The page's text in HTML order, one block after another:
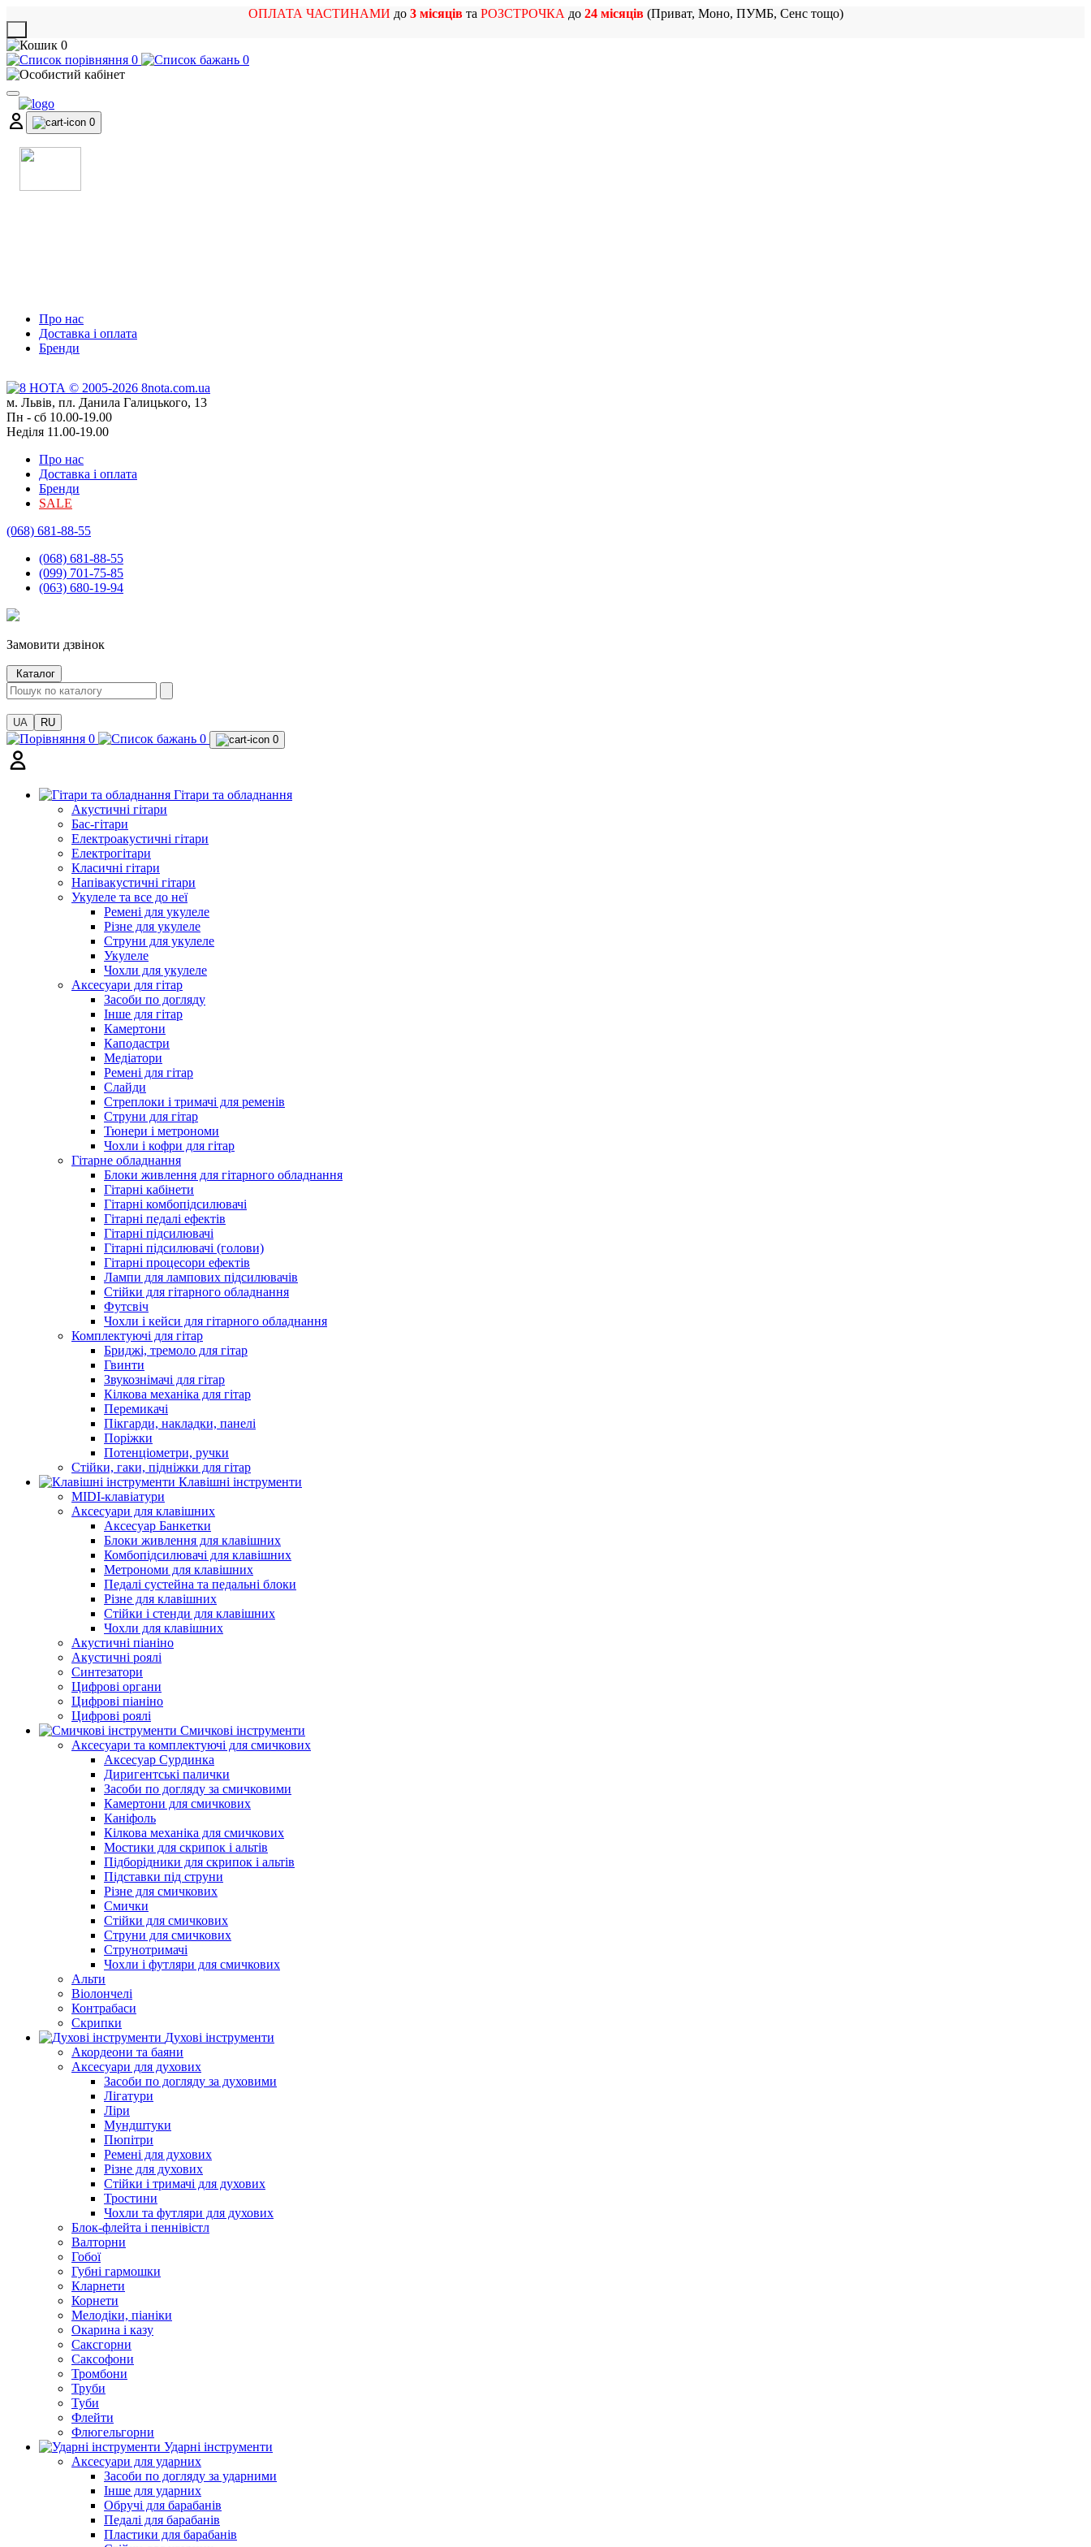
ОПЛАТА ЧАСТИНАМИ до 3 місяцівта РОЗСТРОЧКА до 24 місяців(Приват, Моно, ПУМБ, Сенс тощо)
0
0
0
0
Про нас
Доставка і оплата
Бренди
м. Львів, пл. Данила Галицького, 13
Пн - сб 10.00-19.00
Неділя 11.00-19.00
Про нас
Доставка і оплата
Бренди
SALE
(068) 681-88-55
(068) 681-88-55
(099) 701-75-85
(063) 680-19-94
Замовити дзвінок
Каталог
UA RU
0 0 0
Гітари та обладнання
Акустичні гітари
Бас-гітари
Електроакустичні гітари
Електрогітари
Класичні гітари
Напівакустичні гітари
Укулеле та все до неї
Ремені для укулеле
Різне для укулеле
Струни для укулеле
Укулеле
Чохли для укулеле
Аксесуари для гітар
Засоби по догляду
Інше для гітар
Камертони
Каподастри
Медіатори
Ремені для гітар
Слайди
Стреплоки і тримачі для ременів
Струни для гітар
Тюнери і метрономи
Чохли і кофри для гітар
Гітарне обладнання
Блоки живлення для гітарного обладнання
Гітарні кабінети
Гітарні комбопідсилювачі
Гітарні педалі ефектів
Гітарні підсилювачі
Гітарні підсилювачі (голови)
Гітарні процесори ефектів
Лампи для лампових підсилювачів
Стійки для гітарного обладнання
Футсвіч
Чохли і кейси для гітарного обладнання
Комплектуючі для гітар
Бриджі, тремоло для гітар
Гвинти
Звукознімачі для гітар
Кілкова механіка для гітар
Перемикачі
Пікгарди, накладки, панелі
Поріжки
Потенціометри, ручки
Стійки, гаки, підніжки для гітар
Клавішні інструменти
MIDI-клавіатури
Аксесуари для клавішних
Аксесуар Банкетки
Блоки живлення для клавішних
Комбопідсилювачі для клавішних
Метрономи для клавішних
Педалі сустейна та педальні блоки
Різне для клавішних
Стійки і стенди для клавішних
Чохли для клавішних
Акустичні піаніно
Акустичні роялі
Синтезатори
Цифрові органи
Цифрові піаніно
Цифрові роялі
Смичкові інструменти
Аксесуари та комплектуючі для смичкових
Аксесуар Сурдинка
Диригентські палички
Засоби по догляду за смичковими
Камертони для смичкових
Каніфоль
Кілкова механіка для смичкових
Мостики для скрипок і альтів
Підборiдники для скрипок і альтів
Підставки під струни
Різне для смичкових
Смички
Стійки для смичкових
Струни для смичкових
Струнотримачі
Чохли і футляри для смичкових
Альти
Віолончелі
Контрабаси
Скрипки
Духові інструменти
Акордеони та баяни
Аксесуари для духових
Засоби по догляду за духовими
Лігатури
Ліри
Мундштуки
Пюпітри
Ремені для духових
Різне для духових
Стійки і тримачі для духових
Тростини
Чохли та футляри для духових
Блок-флейта і пеннівістл
Валторни
Гобої
Губні гармошки
Кларнети
Корнети
Мелодіки, піаніки
Окарина і казу
Саксгорни
Саксофони
Тромбони
Труби
Туби
Флейти
Флюгельгорни
Ударні інструменти
Аксесуари для ударних
Засоби по догляду за ударними
Інше для ударних
Обручі для барабанів
Педалі для барабанів
Пластики для барабанів